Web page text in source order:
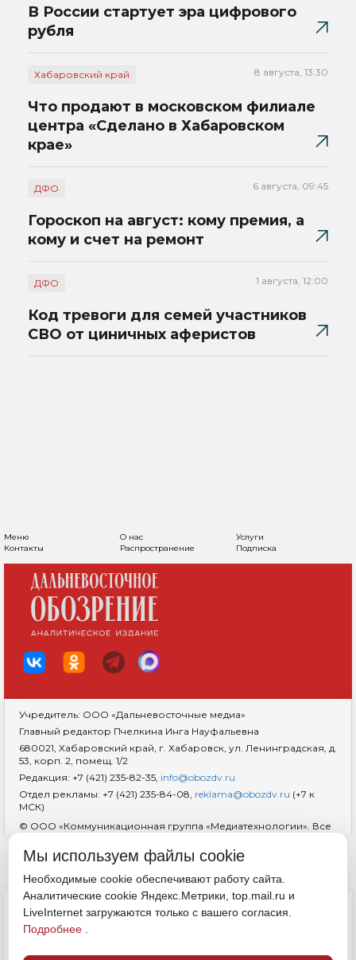
В России стартует эра цифрового
рубля
Хабаровский край 8 августа, 13:30
Что продают в московском филиале
центра «Сделано в Хабаровском
крае»
ДФО 6 августа, 09:45
Гороскоп на август: кому премия, а
кому и счет на ремонт
ДФО 1 августа, 12:00
Код тревоги для семей участников
СВО от циничных аферистов
Меню О нас
Услуги
Контакты
Распространение Подписка
Учредитель: ООО «Дальневосточные медиа»
Главный редактор Пчелкина Инга Науфальевна
680021, Хабаровский край, г. Хабаровск, ул. Ленинградская, д.
53, корп. 2, помещ. 1/2
Редакция: +7 (421) 235-82-35, info@obozdv.ru
Отдел рекламы: +7 (421) 235-84-08, reklama@obozdv.ru (+7 к
МСК)
© ООО «Коммуникационная группа «Медиатехнологии». Все
гиперссылка на сайтdvobozrenie.ru обязательна.
Политика конфиденциальности
Обработка cookie
Мы используем файлы cookie
Необходимые cookie обеспечивают работу сайта.
Аналитические cookie Яндекс.Метрики, top.mail.ru и
LiveInternet загружаются только с вашего согласия.
Подробнее